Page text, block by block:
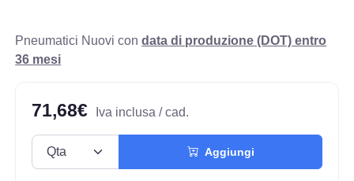
Pneumatici Nuovi condata di produzione (DOT) entro
36 mesi
71,68€ Iva inclusa / cad.
Aggiungi